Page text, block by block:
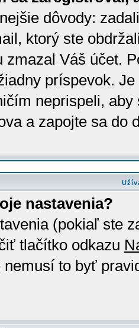
dôvody:
ktorý ste
zmazal Váš účet.
príspevok.
neprispeli,
a zapojte sa do
nastavenia?
(pokiaľ ste
tlačítko odkazu
nemusí to byť